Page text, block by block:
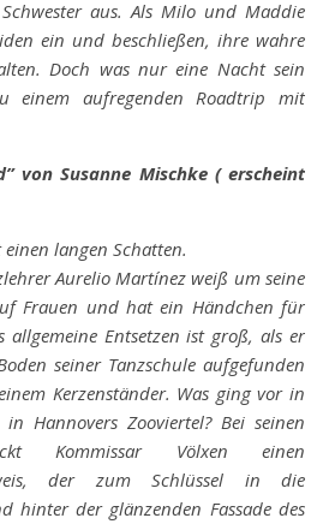
aus. Als Milo und Maddie
ein und beschließen, ihre wahre
Doch was nur eine Nacht sein
einem aufregenden Roadtrip mit
von Susanne Mischke ( erscheint
langen Schatten.
Aurelio Martínez weiß um seine
Frauen und hat ein Händchen für
allgemeine Entsetzen ist groß, als er
seiner Tanzschule aufgefunden
Kerzenständer. Was ging vor in
Hannovers Zooviertel? Bei seinen
Kommissar Völxen einen
der zum Schlüssel in die
hinter der glänzenden Fassade des